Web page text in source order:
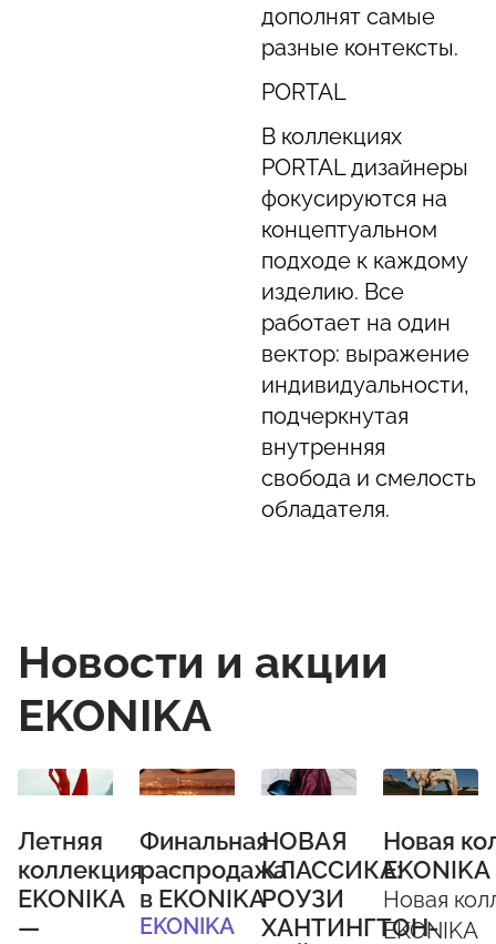
дополнят самые
разные контексты.
PORTAL
В коллекциях
PORTAL дизайнеры
фокусируются на
концептуальном
подходе к каждому
изделию. Все
работает на один
вектор: выражение
индивидуальности,
подчеркнутая
внутренняя
свобода и смелость
обладателя.
Новости и акции
EKONIKA
Летняя
коллекция
EKONIKA
—
Финальная
распродажа
в EKONIKA
EKONIKA
НОВАЯ
КЛАССИКА:
РОУЗИ
ХАНТИНГТОН-
Новая
Новая
EKONIKA